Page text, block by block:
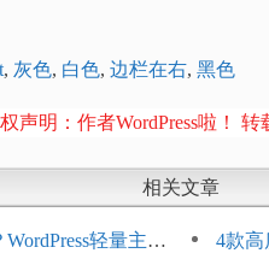
, 灰色, 白色, 边栏在右, 黑色
声明：作者WordPress啦！ 转
相关文章
WordPress轻量主题
4款高